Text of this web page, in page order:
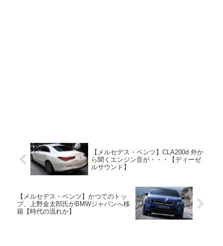
【メルセデス・ベンツ】CLA200d 外か
ら聞くエンジン音が・・・【ディーゼ
ルサウンド】
【メルセデス・ベンツ】かつてのトッ
プ、上野金太郎氏がBMWジャパンへ移
籍【時代の流れか】